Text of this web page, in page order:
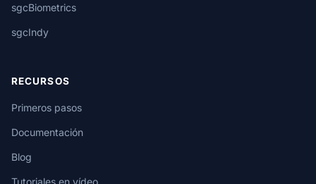
sgcBiometrics
sgcIndy
RECURSOS
Primeros pasos
Documentación
Blog
Tutoriales en vídeo